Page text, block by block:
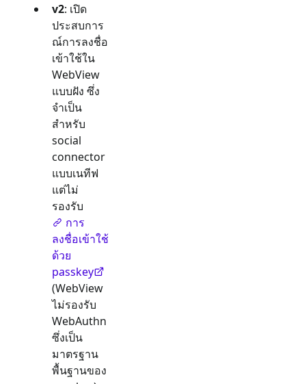
v2: เปิด
ประสบการ
ณ์การลงชื่อ
เข้าใช้ใน
WebView
แบบฝัง ซึ่ง
จำเป็น
สำหรับ
social
connector
แบบเนทีฟ
แต่ไม่
รองรับ
การ
ลงชื่อเข้าใช้
ด้วย
passkey
(WebView
ไม่รองรับ
WebAuthn
ซึ่งเป็น
มาตรฐาน
พื้นฐานของ